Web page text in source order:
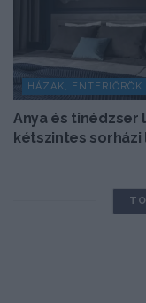
HÁZAK,
Anya és tinédzser
kétszintes sorházi